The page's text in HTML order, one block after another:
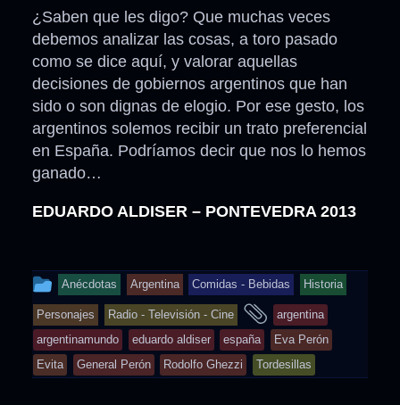
¿Saben que les digo? Que muchas veces
debemos analizar las cosas, a toro pasado
como se dice aquí, y valorar aquellas
decisiones de gobiernos argentinos que han
sido o son dignas de elogio. Por ese gesto, los
argentinos solemos recibir un trato preferencial
en España. Podríamos decir que nos lo hemos
ganado…
EDUARDO ALDISER – PONTEVEDRA 2013
This
entry
was
posted
in
Anécdotas Argentina Comidas - Bebidas Historia
Personajes Radio - Televisión - Cine
and
tagged
argentina
argentinamundo
eduardo aldiser españa
Eva Perón
Evita
General Perón Rodolfo Ghezzi Tordesillas